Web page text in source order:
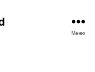
Меню